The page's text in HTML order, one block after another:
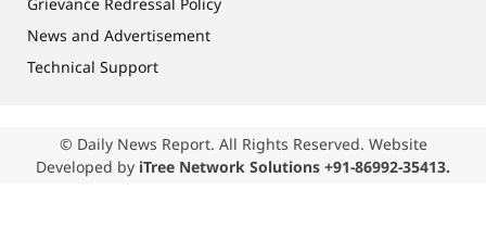
Grievance Redressal Policy
News and Advertisement
Technical Support
© Daily News Report. All Rights Reserved. Website
Developed by iTree Network Solutions +91-86992-35413.